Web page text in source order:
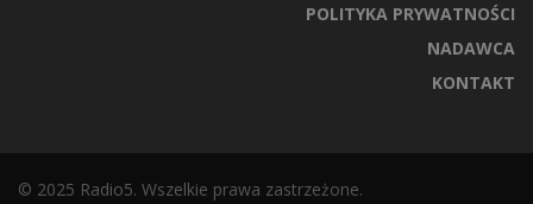
POLITYKA PRYWATNOŚCI
NADAWCA
KONTAKT
© 2025 Radio5. Wszelkie prawa zastrzeżone.